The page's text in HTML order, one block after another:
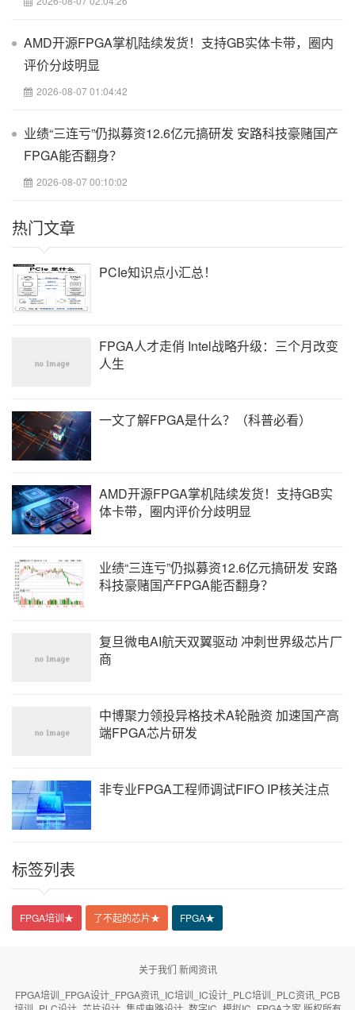
IP库的设计方法还没有得到广泛应用。但是随着FPGA密度不断提高
设计技术。
4．FPGA的动态可重构技术
FPGA动态重构技术主要是指对于特定结构的FPGA芯片，在一定的
由于密度不断提高，FPGA能实现的功能也越来越复杂。FPGA全部
逻辑配置一次的需要的时间也变长了，降低了系统的实时性。局部
① 最新通信系统。
FPGA的动态重构特性可以适应不同体制和不同标准的通信要求，满
足软件无线电技术的发展和第三代（3G）和第四代（4G）移动通信
系统的需要。
② 重构计算机：FPGA具有并行处理能力和动态配置能力，可自动
新概念的计算机。
AMD开源FPGA掌机陆续发货！支持GB实体卡带，圈内
评价分歧明显
2026-08-07 01:04:42
业绩“三连亏”仍拟募资12.6亿元搞研发 安路科技豪赌国产
FPGA能否翻身？
2026-08-07 00:10:02
热门文章
PCIe知识点小汇总！
FPGA人才走俏 Intel战略升级：三个月改变
人生
一文了解FPGA是什么？（科普必看）
AMD开源FPGA掌机陆续发货！支持GB实
体卡带，圈内评价分歧明显
业绩“三连亏”仍拟募资12.6亿元搞研发 安路
科技豪赌国产FPGA能否翻身？
复旦微电AI航天双翼驱动 冲刺世界级芯片厂
商
中博聚力领投异格技术A轮融资 加速国产高
端FPGA芯片研发
非专业FPGA工程师调试FIFO IP核关注点
标签列表
FPGA培训★ 了不起的芯片★ FPGA★
关于我们 新闻资讯
FPGA培训_FPGA设计_FPGA资讯_IC培训_IC设计_PLC培训_PLC资讯_PCB